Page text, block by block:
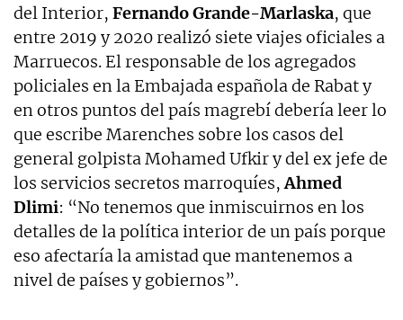
del Interior, Fernando Grande-Marlaska, que
entre 2019 y 2020 realizó siete viajes oficiales a
Marruecos. El responsable de los agregados
policiales en la Embajada española de Rabat y
en otros puntos del país magrebí debería leer lo
que escribe Marenches sobre los casos del
general golpista Mohamed Ufkir y del ex jefe de
los servicios secretos marroquíes,Ahmed
Dlimi: “No tenemos que inmiscuirnos en los
detalles de la política interior de un país porque
eso afectaría la amistad que mantenemos a
nivel de países y gobiernos”.